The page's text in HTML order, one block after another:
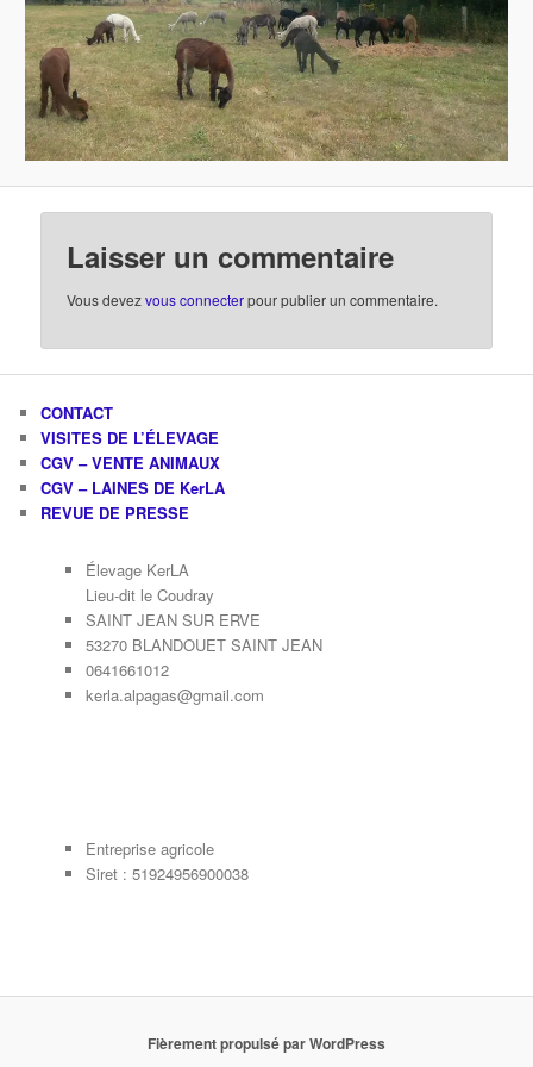
Laisser un commentaire
Vous devezvous connecterpour publier un commentaire.
CONTACT
VISITES DE L’ÉLEVAGE
CGV – VENTE ANIMAUX
CGV – LAINES DE KerLA
REVUE DE PRESSE
Élevage KerLA
Lieu-dit le Coudray
SAINT JEAN SUR ERVE
53270 BLANDOUET SAINT JEAN
0641661012
kerla.alpagas@gmail.com
Entreprise agricole
Siret : 51924956900038
Fièrement propulsé par WordPress